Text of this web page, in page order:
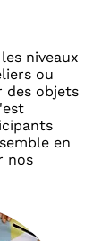
niveaux
ou
des objets
en
nos